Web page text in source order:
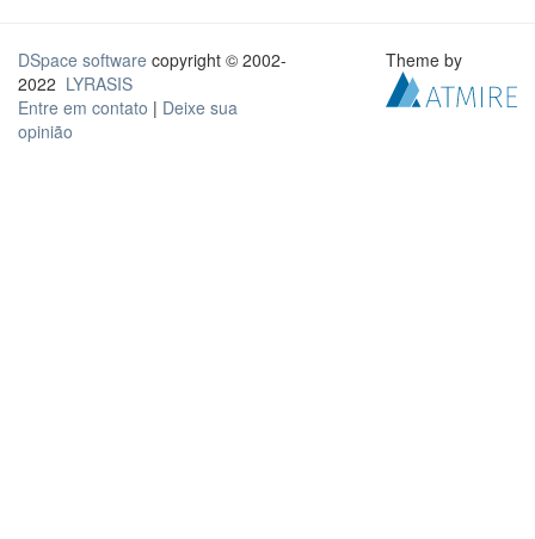
DSpace software copyright © 2002-
2022 LYRASIS
Entre em contato | Deixe sua
opinião
Theme by